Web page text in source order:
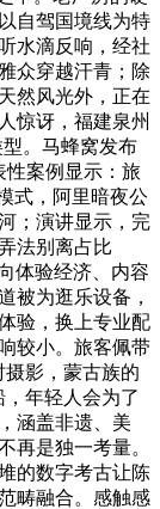
自驾国境线为特
水滴反响，经社
众穿越汗青；除
然风光外，正在
惊讶，福建泉州
。马蜂窝发布
性案例显示：旅
式，阿里暗夜公
；演讲显示，完
法别离占比
体验经济、内容
被为逛乐设备，
验，换上专业配
较小。旅客佩带
影，蒙古族的
年轻人会为了
涵盖非遗、美
再是独一考量。
的数字考古让陈
畴融合。感触感